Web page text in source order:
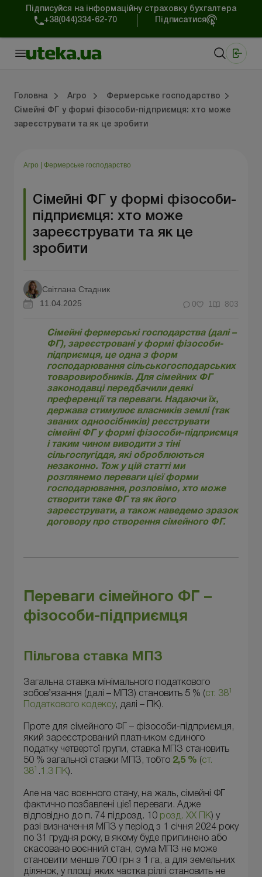
Підписуйся на інформаційну страховку бухгалтера
+38(044)334-62-70
Підписатися
Головна Агро
Фермерське господарство
Сімейні ФГ у формі фізособи-підприємця: хто може
зареєструвати та як це зробити
Агро Фермерське господарство
Сімейні ФГ у формі фізособи-
підприємця: хто може
зареєструвати та як це
зробити
Світлана Стадник
11.04.2025
0 1 803
Сімейні фермерські господарства (далі –
ФГ), зареєстровані у формі фізособи-
підприємця, це одна з форм
господарювання сільськогосподарських
товаровиробників. Для сімейних ФГ
законодавці передбачили деякі
преференції та переваги. Надаючи їх,
держава стимулює власників землі (так
званих одноосібників) реєструвати
сімейні ФГ у формі фізособи-підприємця
і таким чином виводити з тіні
сільгоспугіддя, які оброблюються
незаконно. Тож у цій статті ми
розглянемо переваги цієї форми
господарювання, розповімо, хто може
створити таке ФГ та як його
зареєструвати, а також наведемо зразок
договору про створення сімейного ФГ.
Переваги сімейного ФГ –
фізособи-підприємця
Пільгова ставка МПЗ
Загальна ставка мінімального податкового
зобов’язання (далі – МПЗ) становить 5 % (ст. 381
Податкового кодексу, далі – ПК).
Проте для сімейного ФГ – фізособи-підприємця,
який зареєстрований платником єдиного
податку четвертої групи, ставка МПЗ становить
50 % загальної ставки МПЗ, тобто 2,5 % (ст.
381 . 1.3 ПК).
Але на час воєнного стану, на жаль, сімейні ФГ
фактично позбавлені цієї переваги. Адже
відповідно до п. 74 підрозд. 10 розд. ХХ ПК) у
разі визначення МПЗ у період з 1 січня 2024 року
по 31 грудня року, в якому буде припинено або
скасовано воєнний стан, сума МПЗ не може
становити менше 700 грн з 1 га, а для земельних
ділянок, у площі яких частка ріллі становить не